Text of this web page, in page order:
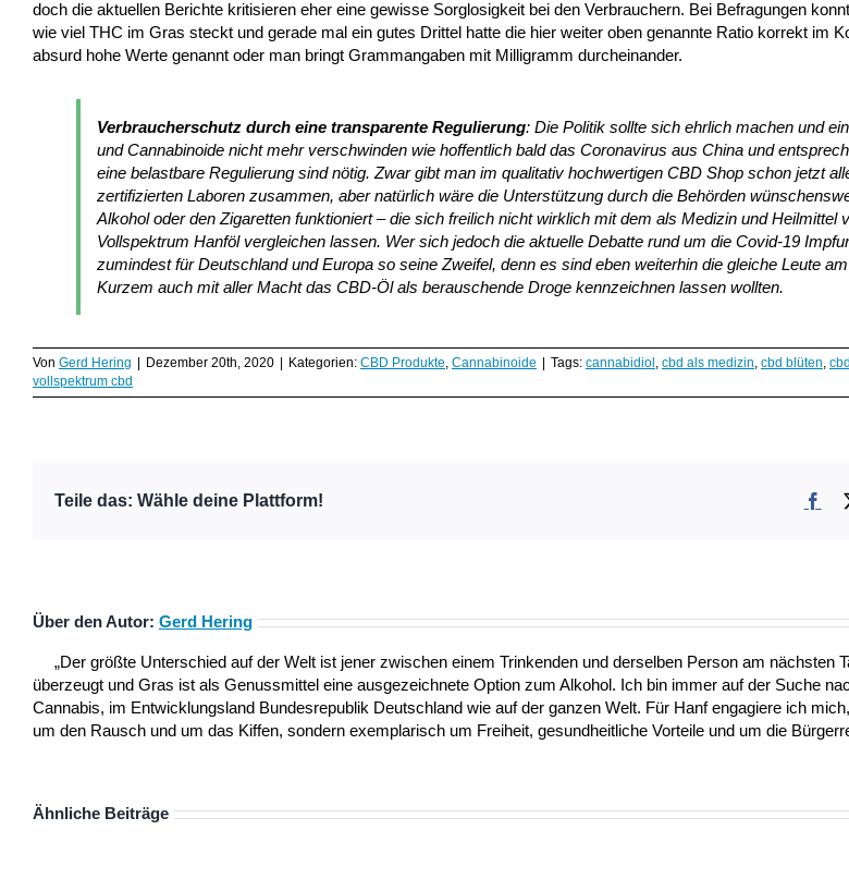
doch die aktuellen Berichte kritisieren eher eine gewisse Sorglosigkeit bei den Verbrauchern. Bei Befragungen
wie viel THC im Gras steckt und gerade mal ein gutes Drittel hatte die hier weiter oben genannte Ratio korrekt im
absurd hohe Werte genannt oder man bringt Grammangaben mit Milligramm durcheinander.
Verbraucherschutz durch eine transparente Regulierung: Die Politik sollte sich ehrlich machen und
und Cannabinoide nicht mehr verschwinden wie hoffentlich bald das Coronavirus aus China und
eine belastbare Regulierung sind nötig. Zwar gibt man im qualitativ hochwertigen CBD Shop schon jetzt
zertifizierten Laboren zusammen, aber natürlich wäre die Unterstützung durch die Behörden
Alkohol oder den Zigaretten funktioniert – die sich freilich nicht wirklich mit dem als Medizin und Heilmittel
Vollspektrum Hanföl vergleichen lassen. Wer sich jedoch die aktuelle Debatte rund um die Covid-19
zumindest für Deutschland und Europa so seine Zweifel, denn es sind eben weiterhin die gleiche Leute
Kurzem auch mit aller Macht das CBD-Öl als berauschende Droge kennzeichnen lassen wollten.
Von Gerd Hering | Dezember 20th, 2020 | Kategorien: CBD Produkte, Cannabinoide | Tags: cannabidiol, cbd als medizin, cbd blüten,
vollspektrum cbd
Teile das: Wähle deine Plattform!
Über den Autor: Gerd Hering
„Der größte Unterschied auf der Welt ist jener zwischen einem Trinkenden und derselben Person am nächsten
überzeugt und Gras ist als Genussmittel eine ausgezeichnete Option zum Alkohol. Ich bin immer auf der Suche
Cannabis, im Entwicklungsland Bundesrepublik Deutschland wie auf der ganzen Welt. Für Hanf engagiere ich
um den Rausch und um das Kiffen, sondern exemplarisch um Freiheit, gesundheitliche Vorteile und um die
Ähnliche Beiträge